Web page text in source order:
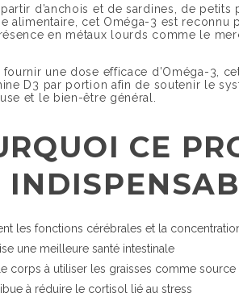
d’anchois et de sardines, de petits
alimentaire, cet Oméga-3 est reconnu
en métaux lourds comme le
fournir une dose efficace d’Oméga-3,
D3 par portion afin de soutenir le
et le bien-être général.
CE
les fonctions cérébrales et la
une meilleure santé intestinale
corps à utiliser les graisses comme source
à réduire le cortisol lié au stress